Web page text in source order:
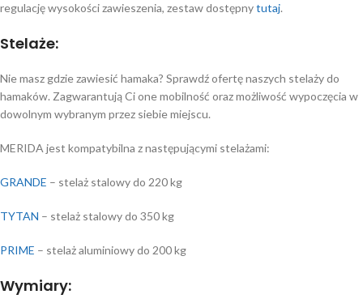
regulację wysokości zawieszenia, zestaw dostępnytutaj.
Stelaże:
Nie masz gdzie zawiesić hamaka? Sprawdź ofertę naszych stelaży do
hamaków. Zagwarantują Ci one mobilność oraz możliwość wypoczęcia w
dowolnym wybranym przez siebie miejscu.
MERIDA jest kompatybilna z następującymi stelażami:
GRANDE – stelaż stalowy do 220 kg
TYTAN – stelaż stalowy do 350 kg
PRIME – stelaż aluminiowy do 200 kg
Wymiary: